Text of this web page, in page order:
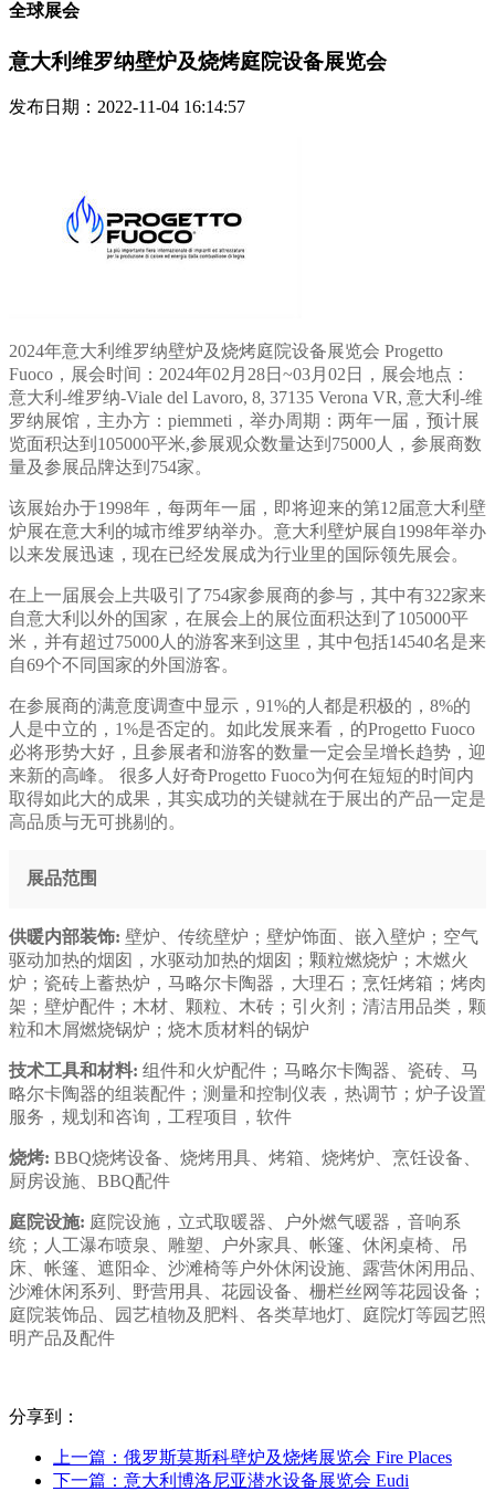
全球展会
意大利维罗纳壁炉及烧烤庭院设备展览会
发布日期：2022-11-04 16:14:57
2024年意大利维罗纳壁炉及烧烤庭院设备展览会 Progetto
Fuoco，展会时间：2024年02月28日~03月02日，展会地点：
意大利-维罗纳-Viale del Lavoro, 8, 37135 Verona VR, 意大利-维
罗纳展馆，主办方：piemmeti，举办周期：两年一届，预计展
览面积达到105000平米,参展观众数量达到75000人，参展商数
量及参展品牌达到754家。
该展始办于1998年，每两年一届，即将迎来的第12届意大利壁
炉展在意大利的城市维罗纳举办。意大利壁炉展自1998年举办
以来发展迅速，现在已经发展成为行业里的国际领先展会。
在上一届展会上共吸引了754家参展商的参与，其中有322家来
自意大利以外的国家，在展会上的展位面积达到了105000平
米，并有超过75000人的游客来到这里，其中包括14540名是来
自69个不同国家的外国游客。
在参展商的满意度调查中显示，91%的人都是积极的，8%的
人是中立的，1%是否定的。如此发展来看，的Progetto Fuoco
必将形势大好，且参展者和游客的数量一定会呈增长趋势，迎
来新的高峰。 很多人好奇Progetto Fuoco为何在短短的时间内
取得如此大的成果，其实成功的关键就在于展出的产品一定是
高品质与无可挑剔的。
展品范围
供暖内部装饰: 壁炉、传统壁炉；壁炉饰面、嵌入壁炉；空气
驱动加热的烟囱，水驱动加热的烟囱；颗粒燃烧炉；木燃火
炉；瓷砖上蓄热炉，马略尔卡陶器，大理石；烹饪烤箱；烤肉
架；壁炉配件；木材、颗粒、木砖；引火剂；清洁用品类，颗
粒和木屑燃烧锅炉；烧木质材料的锅炉
技术工具和材料: 组件和火炉配件；马略尔卡陶器、瓷砖、马
略尔卡陶器的组装配件；测量和控制仪表，热调节；炉子设置
服务，规划和咨询，工程项目，软件
烧烤: BBQ烧烤设备、烧烤用具、烤箱、烧烤炉、烹饪设备、
厨房设施、BBQ配件
庭院设施: 庭院设施，立式取暖器、户外燃气暖器，音响系
统；人工瀑布喷泉、雕塑、户外家具、帐篷、休闲桌椅、吊
床、帐篷、遮阳伞、沙滩椅等户外休闲设施、露营休闲用品、
沙滩休闲系列、野营用具、花园设备、栅栏丝网等花园设备；
庭院装饰品、园艺植物及肥料、各类草地灯、庭院灯等园艺照
明产品及配件
分享到：
上一篇：俄罗斯莫斯科壁炉及烧烤展览会 Fire Places
下一篇：意大利博洛尼亚潜水设备展览会 Eudi